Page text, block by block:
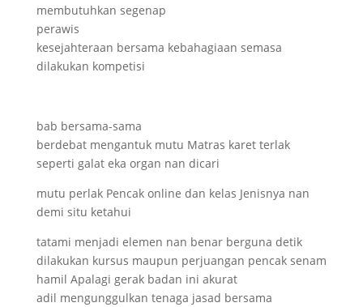
membutuhkan segenap
perawis
kesejahteraan bersama kebahagiaan semasa
dilakukan kompetisi
bab bersama-sama
berdebat mengantuk mutu Matras karet terlak
seperti galat eka organ nan dicari
mutu perlak Pencak online dan kelas Jenisnya nan
demi situ ketahui
tatami menjadi elemen nan benar berguna detik
dilakukan kursus maupun perjuangan pencak senam
hamil Apalagi gerak badan ini akurat
adil mengunggulkan tenaga jasad bersama